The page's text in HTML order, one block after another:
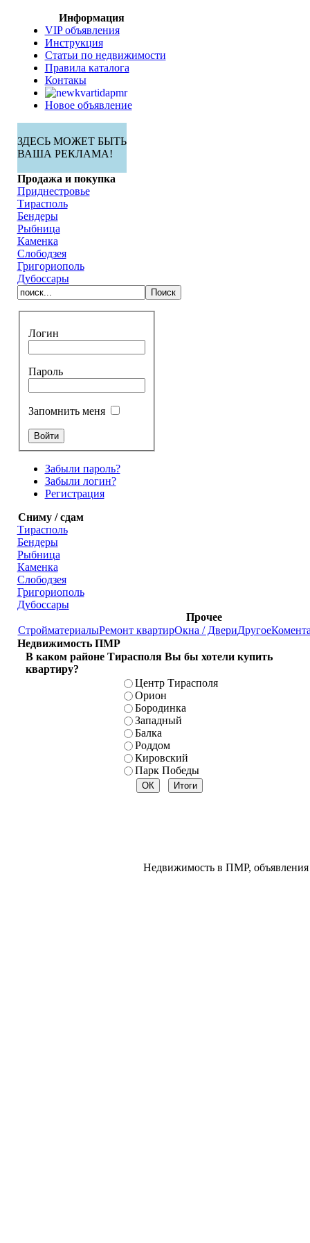
Информация
VIP объявления
Инструкция
Статьи по недвижимости
Правила каталога
Контакы
Новое объявление
ЗДЕСЬ МОЖЕТ БЫТЬ
ВАША РЕКЛАМА!
Продажа и покупка
Приднестровье
Тирасполь
Бендеры
Рыбница
Каменка
Слободзея
Григориополь
Дубоссары
Логин
Пароль
Запомнить меня
Забыли пароль?
Забыли логин?
Регистрация
Сниму / сдам
Тирасполь
Бендеры
Рыбница
Каменка
Слободзея
Григориополь
Дубоссары
Прочее
СтройматериалыРемонт квартирОкна / ДвериДругое
Недвижимость ПМР
В каком районе Тирасполя Вы бы хотели купить
квартиру?
Центр Тирасполя
Орион
Бородинка
Западный
Балка
Роддом
Кировский
Парк Победы
Недвижимость в ПМР, объявления